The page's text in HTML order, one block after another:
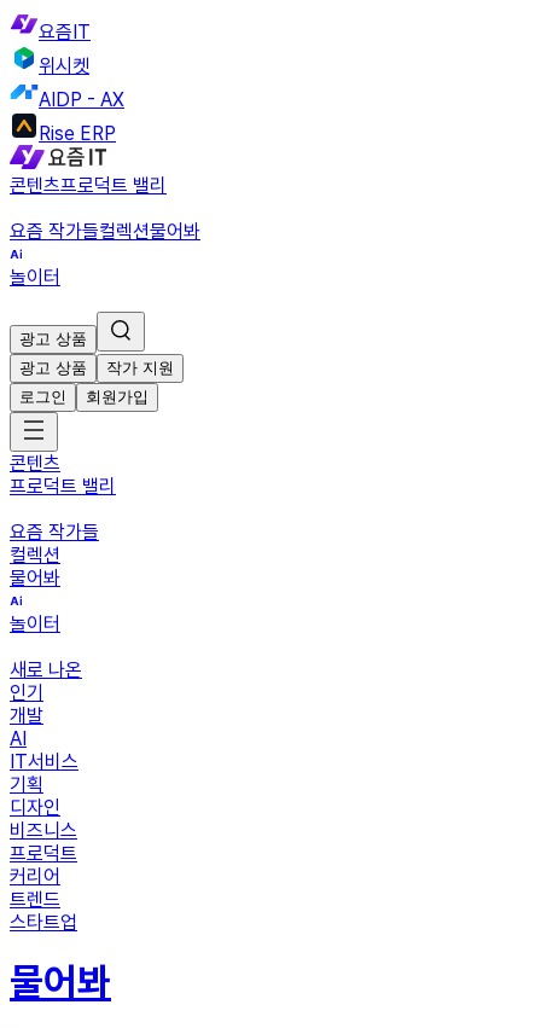
요즘IT
위시켓
AIDP - AX
Rise ERP
콘텐츠프로덕트 밸리
요즘 작가들컬렉션물어봐
놀이터
광고 상품
광고 상품
작가 지원
로그인
회원가입
콘텐츠
프로덕트 밸리
요즘 작가들
컬렉션
물어봐
놀이터
새로 나온
인기
개발
AI
IT서비스
기획
디자인
비즈니스
프로덕트
커리어
트렌드
스타트업
물어봐